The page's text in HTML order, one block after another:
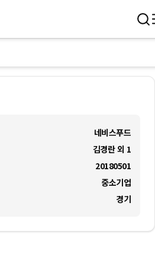
네비스푸드
김경란 외 1
20180501
중소기업
경기